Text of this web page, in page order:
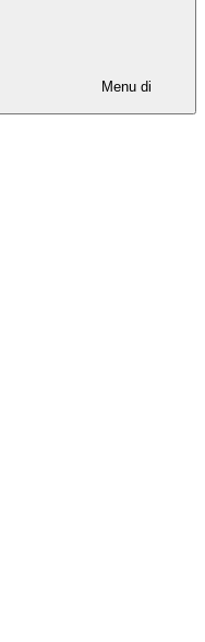
Menu di